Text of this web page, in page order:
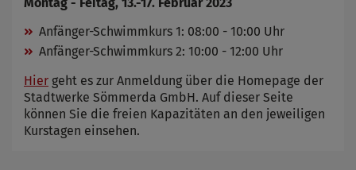
Anfänger-Schwimmkurs 1: 08:00 - 10:00 Uhr
Anfänger-Schwimmkurs 2: 10:00 - 12:00 Uhr
Hier geht es zur Anmeldung über die Homepage der
Stadtwerke Sömmerda GmbH. Auf dieser Seite
können Sie die freien Kapazitäten an den jeweiligen
Kurstagen einsehen.